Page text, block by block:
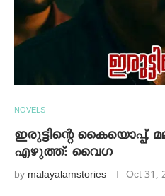
NOVELS
ഇരുട്ടിന്റെ കൈയൊപ്പ്,
എഴുത്ത്: വൈഗ
by malayalamstories Oct 31,